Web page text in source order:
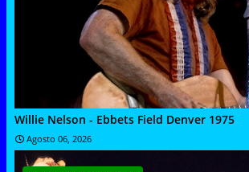
Willie Nelson - Ebbets Field Denver 1975
Agosto 06, 2026